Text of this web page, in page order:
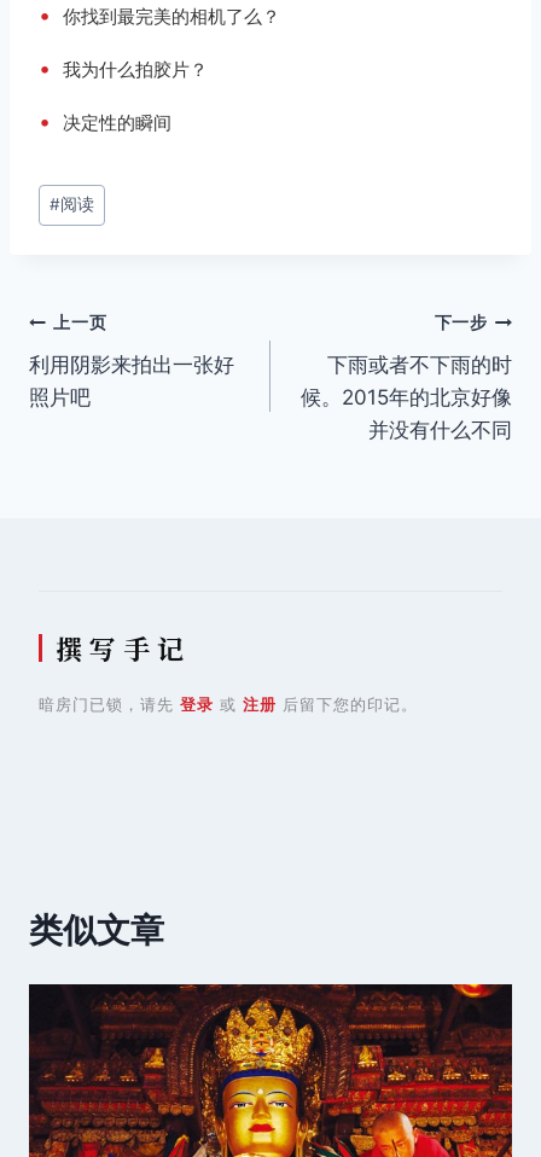
• 你找到最完美的相机了么？
• 我为什么拍胶片？
• 决定性的瞬间
文
章
#阅读
文
章
上一页
利用阴影来拍出一张好
照片吧
下一步
下雨或者不下雨的时
候。2015年的北京好像
并没有什么不同
撰 写 手 记
暗房门已锁，请先 登录 或 注册 后留下您的印记。
类似文章